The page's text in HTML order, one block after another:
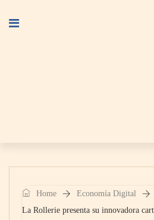
Home
Economía Digital
La Rollerie presenta su innovadora